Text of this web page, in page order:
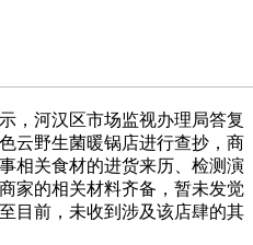
河汉区市场监视办理局答复
云野生菌暖锅店进行查抄，商
相关食材的进货来历、检测演
家的相关材料齐备，暂未发觉
目前，未收到涉及该店肆的其